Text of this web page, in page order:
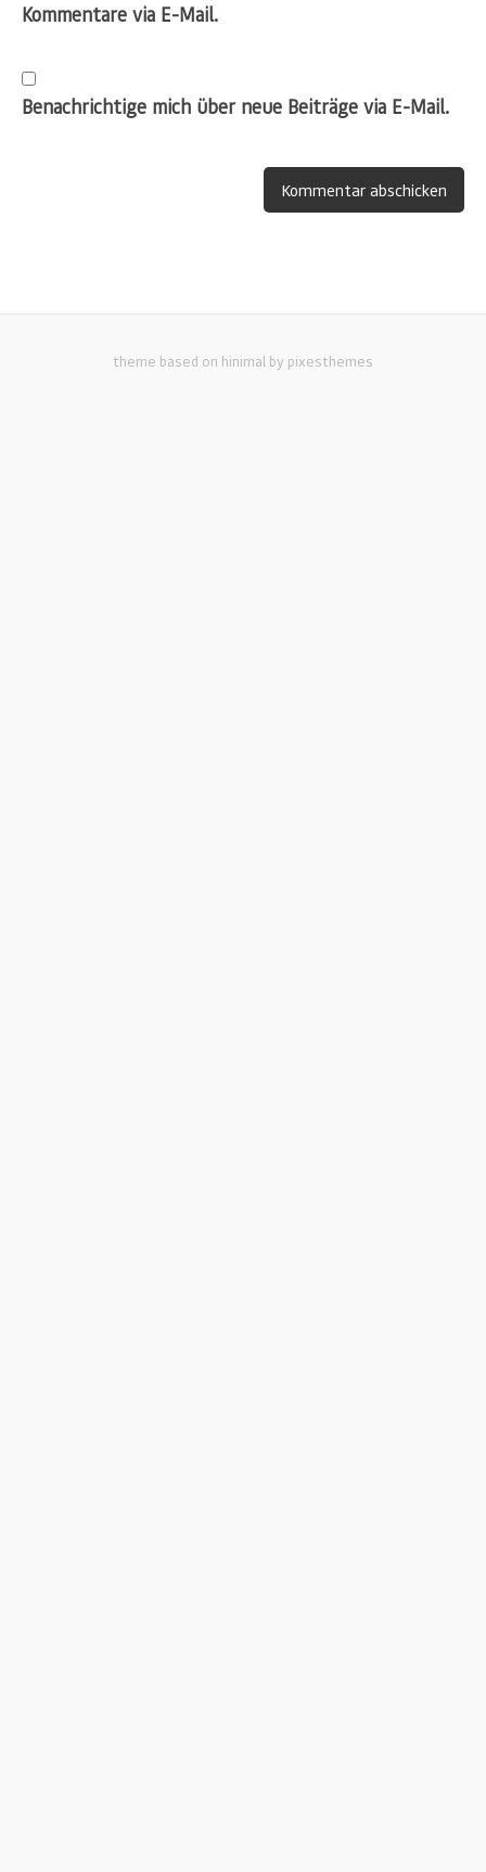
Kommentare via E-Mail.
Benachrichtige mich über neue Beiträge via E-Mail.
theme based on hinimal by pixesthemes